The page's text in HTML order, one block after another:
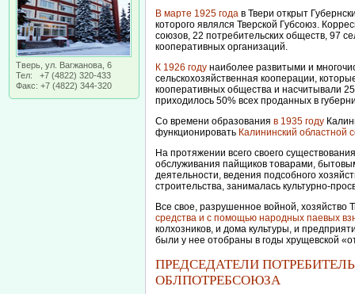
Тверь, ул. Вагжанова, 6
Тел: +7 (4822) 320-433
Факс: +7 (4822) 344-320
В марте 1925 года в Твери открыт
которого являлся Тверской Губсоюз.
союзов, 22 потребительских обществ, 97
кооперативных организаций.
К 1926 году наиболее развитыми и
сельскохозяйственная кооперации,
кооперативных общества и насчитывали
приходилось 50% всех проданных в
Со времени образования в 1935 году
функционировать Калининский областной
На протяжении всего своего
обслуживания пайщиков товарами,
деятельности, ведения подсобного
строительства, занималась культурно-
Все свое, разрушенное войной, хозяйство
средства и с помощью народных паевых
колхозников, и дома культуры, и
были у нее отобраны в годы хрущевской
ПРЕДСЕДАТЕЛИ
ОБЛПОТРЕБСОЮЗА